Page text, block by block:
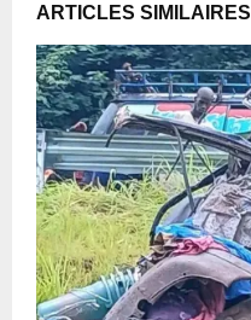
ARTICLES SIMILAIRES